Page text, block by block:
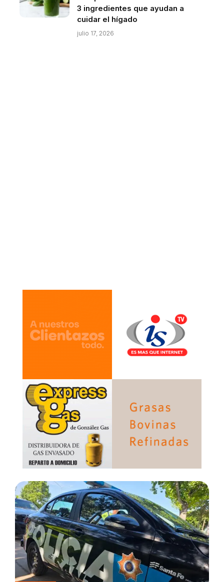
3 ingredientes que ayudan a
cuidar el hígado
julio 17, 2026